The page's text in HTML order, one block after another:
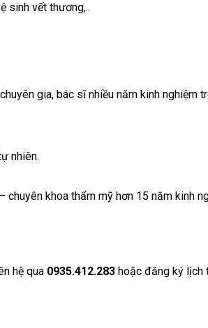
sinh vết thương,..
gia, bác sĩ nhiều năm kinh nghiệm
nhiên.
chuyên khoa thẩm mỹ hơn 15 năm
hệ qua 0935.412.283 hoặc đăng ký lịch